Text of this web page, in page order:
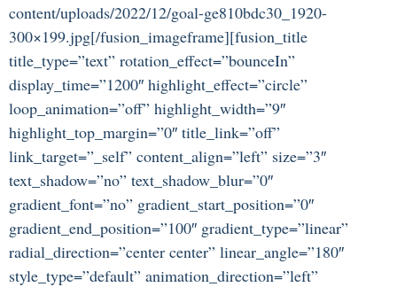
content/uploads/2022/12/goal-ge810bdc30_1920-
300×199.jpg[/fusion_imageframe][fusion_title
title_type=”text” rotation_effect=”bounceIn”
display_time=”1200″ highlight_effect=”circle”
loop_animation=”off” highlight_width=”9″
highlight_top_margin=”0″ title_link=”off”
link_target=”_self” content_align=”left” size=”3″
text_shadow=”no” text_shadow_blur=”0″
gradient_font=”no” gradient_start_position=”0″
gradient_end_position=”100″ gradient_type=”linear”
radial_direction=”center center” linear_angle=”180″
style_type=”default” animation_direction=”left”